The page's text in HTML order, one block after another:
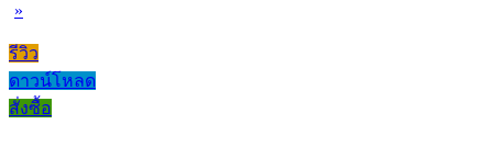
»
รีวิว
ดาวน์โหลด
สั่งซื้อ